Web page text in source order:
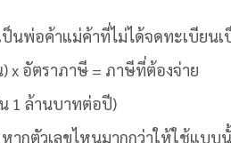
ป็นพ่อค้าแม่ค้าที่ไม่ได้จดทะเบียน
x อัตราภาษี = ภาษีที่ต้องจ่าย
1 ล้านบาทต่อปี)
ากตัวเลขไหนมากกว่าให้ใช้แบ